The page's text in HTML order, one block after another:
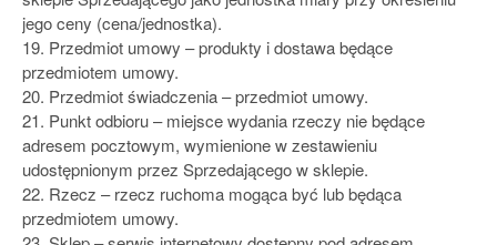
jego ceny (cena/jednostka).
19. Przedmiot umowy – produkty i dostawa będące
przedmiotem umowy.
20. Przedmiot świadczenia – przedmiot umowy.
21. Punkt odbioru – miejsce wydania rzeczy nie będące
adresem pocztowym, wymienione w zestawieniu
udostępnionym przez Sprzedającego w sklepie.
22. Rzecz – rzecz ruchoma mogąca być lub będąca
przedmiotem umowy.